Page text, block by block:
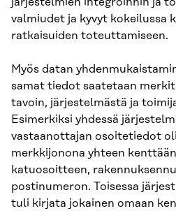
valmiudet ja kyvyt kokeilussa
ratkaisuiden toteuttamiseen.
Myös datan
samat tiedot saatetaan
tavoin, järjestelmästä ja
Esimerkiksi yhdessä
vastaanottajan osoitetiedot
merkkijonona yhteen
katuosoitteen,
postinumeron. Toisessa
tuli kirjata jokainen omaan